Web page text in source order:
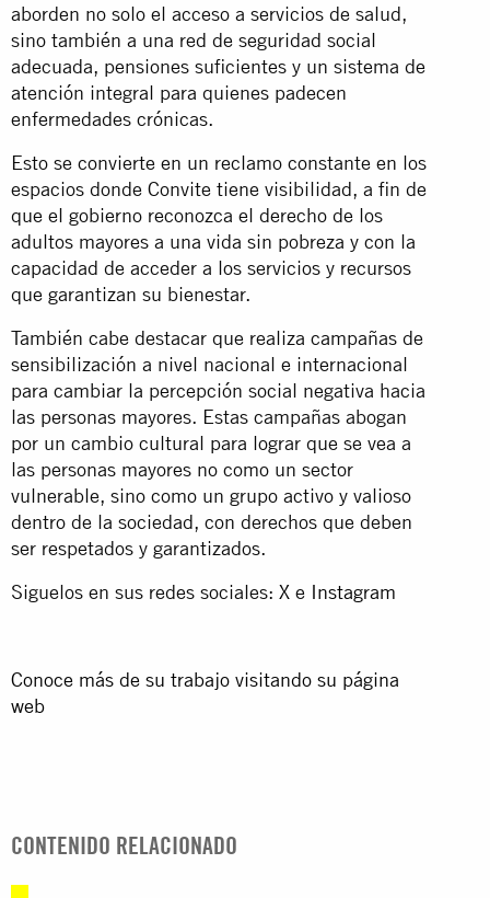
aborden no solo el acceso a servicios de salud,
sino también a una red de seguridad social
adecuada, pensiones suficientes y un sistema de
atención integral para quienes padecen
enfermedades crónicas.
Esto se convierte en un reclamo constante en los
espacios donde Convite tiene visibilidad, a fin de
que el gobierno reconozca el derecho de los
adultos mayores a una vida sin pobreza y con la
capacidad de acceder a los servicios y recursos
que garantizan su bienestar.
También cabe destacar que realiza campañas de
sensibilización a nivel nacional e internacional
para cambiar la percepción social negativa hacia
las personas mayores. Estas campañas abogan
por un cambio cultural para lograr que se vea a
las personas mayores no como un sector
vulnerable, sino como un grupo activo y valioso
dentro de la sociedad, con derechos que deben
ser respetados y garantizados.
Siguelos en sus redes sociales: X e Instagram
Conoce más de su trabajo visitando su página
web
CONTENIDO RELACIONADO